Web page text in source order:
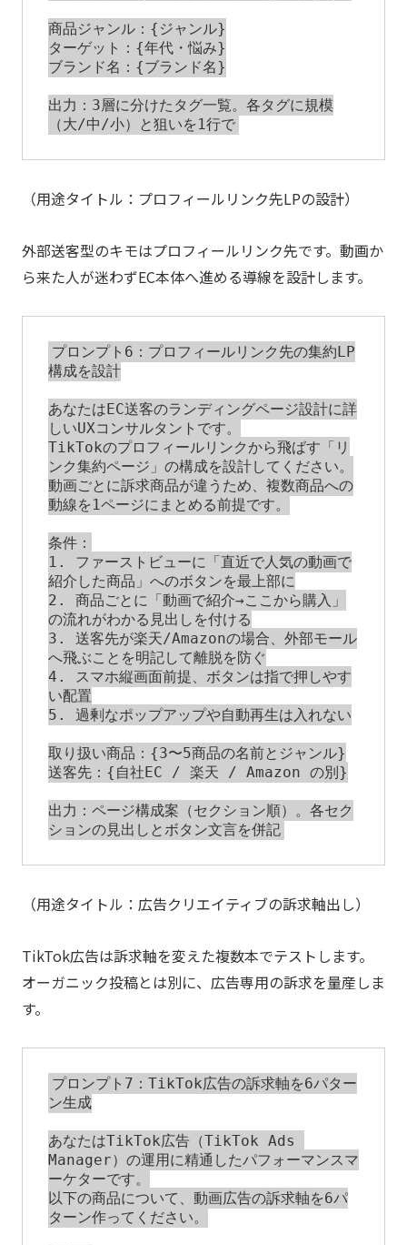
商品ジャンル：{ジャンル}
ターゲット：{年代・悩み}
ブランド名：{ブランド名}
出力：3層に分けたタグ一覧。各タグに規模
（大/中/小）と狙いを1行で
（用途タイトル：プロフィールリンク先LPの設計）
外部送客型のキモはプロフィールリンク先です。動画か
ら来た人が迷わずEC本体へ進める導線を設計します。
プロンプト6：プロフィールリンク先の集約LP
構成を設計
あなたはEC送客のランディングページ設計に詳
しいUXコンサルタントです。
TikTokのプロフィールリンクから飛ばす「リ
ンク集約ページ」の構成を設計してください。
動画ごとに訴求商品が違うため、複数商品への
動線を1ページにまとめる前提です。
条件：
1. ファーストビューに「直近で人気の動画で
紹介した商品」へのボタンを最上部に
2. 商品ごとに「動画で紹介→ここから購入」
の流れがわかる見出しを付ける
3. 送客先が楽天/Amazonの場合、外部モール
へ飛ぶことを明記して離脱を防ぐ
4. スマホ縦画面前提、ボタンは指で押しやす
い配置
5. 過剰なポップアップや自動再生は入れない
取り扱い商品：{3〜5商品の名前とジャンル}
送客先：{自社EC / 楽天 / Amazon の別}
出力：ページ構成案（セクション順）。各セク
ションの見出しとボタン文言を併記
（用途タイトル：広告クリエイティブの訴求軸出し）
TikTok広告は訴求軸を変えた複数本でテストします。
オーガニック投稿とは別に、広告専用の訴求を量産しま
す。
プロンプト7：TikTok広告の訴求軸を6パター
ン生成
あなたはTikTok広告（TikTok Ads
Manager）の運用に精通したパフォーマンスマ
ーケターです。
以下の商品について、動画広告の訴求軸を6パ
ターン作ってください。